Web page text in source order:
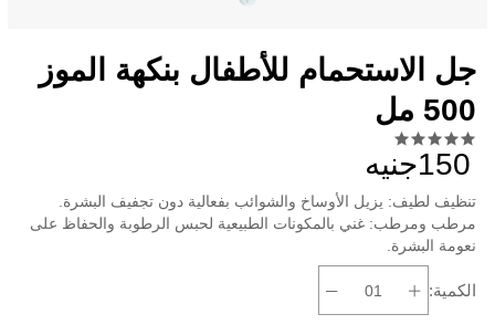
جل الاستحمام للأطفال بنكهة الموز
500 مل
150جنيه
تنظيف لطيف: يزيل الأوساخ والشوائب بفعالية دون تجفيف البشرة.
مرطب ومرطب: غني بالمكونات الطبيعية لحبس الرطوبة والحفاظ على
نعومة البشرة.
الكمية: